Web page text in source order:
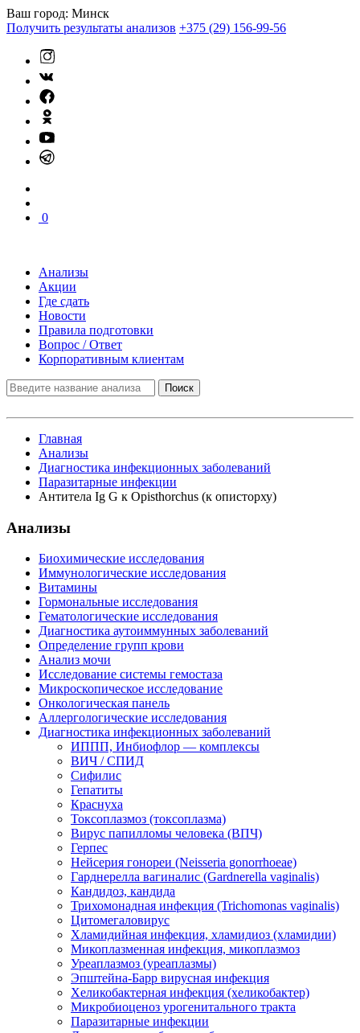
Ваш город: Минск
Получить результаты анализов +375 (29) 156-99-56
0
Анализы
Акции
Где сдать
Новости
Правила подготовки
Вопрос / Ответ
Корпоративным клиентам
Поиск
Главная
Анализы
Диагностика инфекционных заболеваний
Паразитарные инфекции
Антитела Ig G к Opisthorchus (к описторху)
Анализы
Биохимические исследования
Иммунологические исследования
Витамины
Гормональные исследования
Гематологические исследования
Диагностика аутоиммунных заболеваний
Определение групп крови
Анализ мочи
Исследование системы гемостаза
Микроскопическое исследование
Онкологическая панель
Аллергологические исследования
Диагностика инфекционных заболеваний
ИППП, Инбиофлор — комплексы
ВИЧ / СПИД
Сифилис
Гепатиты
Краснуха
Токсоплазмоз (токсоплазма)
Вирус папилломы человека (ВПЧ)
Герпес
Нейсерия гонореи (Neisseria gonorrhoeae)
Гарднерелла вагиналис (Gardnerella vaginalis)
Кандидоз, кандида
Трихомонадная инфекция (Trichomonas vaginalis)
Цитомегаловирус
Хламидийная инфекция, хламидиоз (хламидии)
Микоплазменная инфекция, микоплазмоз
Уреаплазмоз (уреаплазмы)
Эпштейна-Барр вирусная инфекция
Хеликобактерная инфекция (хеликобактер)
Микробиоценоз урогенитального тракта
Паразитарные инфекции